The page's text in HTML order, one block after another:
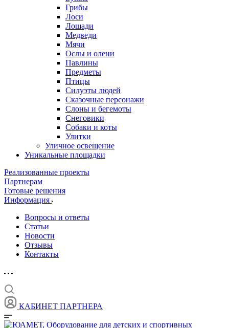
Грибы
Лоси
Лошади
Медведи
Мячи
Ослы и олени
Павлины
Предметы
Птицы
Силуэты людей
Сказочные персонажи
Слоны и бегемоты
Снеговики
Собаки и коты
Улитки
Уличное освещение
Уникальные площадки
Реализованные проекты
Партнерам
Готовые решения
Информация
Вопросы и ответы
Статьи
Новости
Отзывы
Контакты
КАБИНЕТ ПАРТНЕРА